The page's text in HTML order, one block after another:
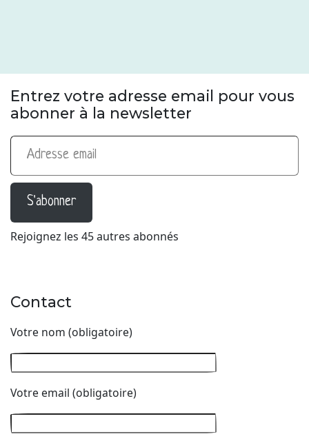
Entrez votre adresse email pour vous
abonner à la newsletter
Adresse email
S'abonner
Rejoignez les 45 autres abonnés
Contact
Votre nom (obligatoire)
Votre email (obligatoire)